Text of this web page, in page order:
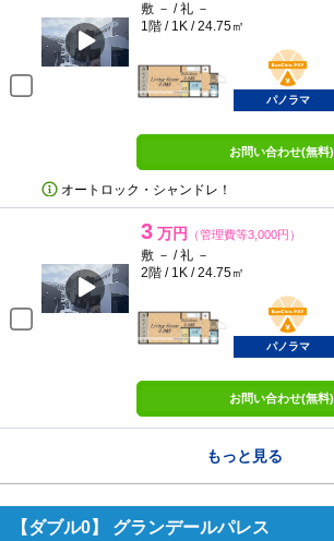
敷 － / 礼 －
1階 / 1K / 24.75㎡
BunChinPAY
パノラマ
お問い合わせ(無料)
オートロック・シャンドレ！
3 万円 （管理費等3,000円）
敷 － / 礼 －
2階 / 1K / 24.75㎡
BunChinPAY
パノラマ
お問い合わせ(無料)
もっと見る
【ダブル0】 グランデールパレス